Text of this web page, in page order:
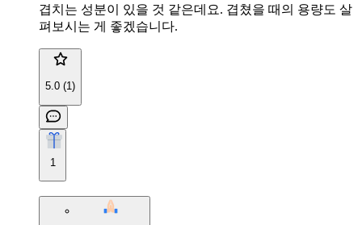
겹치는 성분이 있을 것 같은데요. 겹쳤을 때의 용량도 살
펴보시는 게 좋겠습니다.
5.0 (1)
1